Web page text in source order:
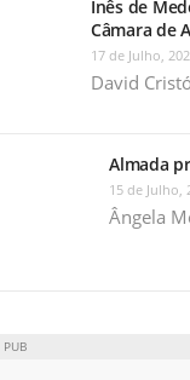
Inês de
Câmara de
17 de Julho,
David
Almada
15 de Julho,
Ângela
PUB